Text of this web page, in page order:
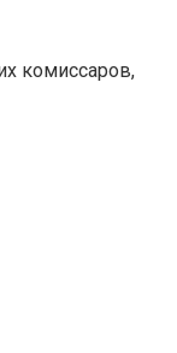
комиссаров,